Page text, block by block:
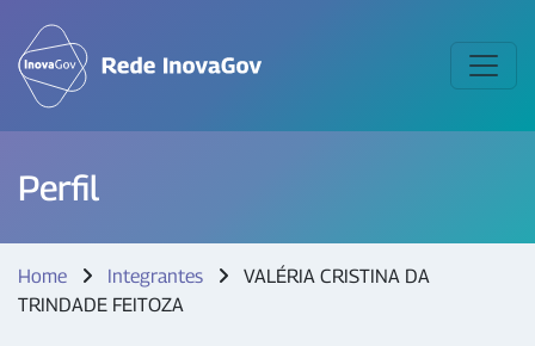
Perfil
Home Integrantes
VALÉRIA CRISTINA DA
TRINDADE FEITOZA